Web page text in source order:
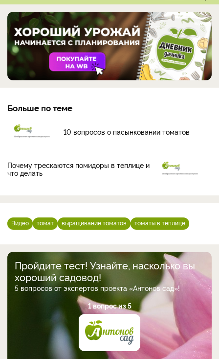
Больше по теме
10 вопросов о пасынковании томатов
Почему трескаются помидоры в теплице и
что делать
Видео томат выращивание томатов томаты в теплице
Пройдите тест! Узнайте, насколько вы
хороший садовод!
5 вопросов от экспертов проекта «Антонов сад»!
1 вопрос из 5